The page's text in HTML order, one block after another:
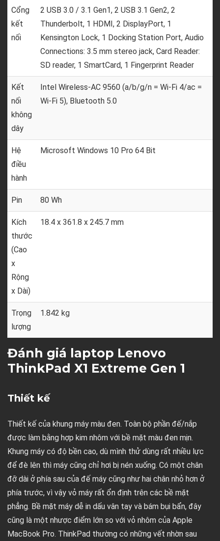
Cổng
kết
nối
2 USB 3.0 / 3.1 Gen1, 2 USB 3.1 Gen2, 2
Thunderbolt, 1 HDMI, 2 DisplayPort, 1
Kensington Lock, 1 Docking Station Port, Audio
Connections: 3.5 mm stereo jack, Card Reader:
SD reader, 1 SmartCard, 1 Fingerprint Reader
Kết
nối
không
dây
Intel Wireless-AC 9560 (a/b/g/n = Wi-Fi 4/ac =
Wi-Fi 5), Bluetooth 5.0
Hệ
điều
hành
Microsoft Windows 10 Pro 64 Bit
Pin 80 Wh
Kích
thước
(Cao
x
Rộng
x Dài)
18.4 x 361.8 x 245.7 mm
Trọng
lượng
1.842 kg
Đánh giá laptop Lenovo
ThinkPad X1 Extreme Gen 1
Thiết kế
Thiết kế của khung máy màu đen. Toàn bộ phần đế/nắp
được làm bằng hợp kim nhôm với bề mặt màu đen mịn.
Khung máy có độ bền cao, dù mình thử dùng rất nhiều lực
để đè lên thì máy cũng chỉ hơi bị nén xuống. Có một chân
đỡ dài ở phía sau của đế máy cũng như hai chân nhỏ hơn ở
phía trước, vì vậy vỏ máy rất ổn định trên các bề mặt
phẳng. Bề mặt máy dễ in dấu vân tay và bám bụi bẩn, đây
cũng là một nhược điểm lớn so với vỏ nhôm của Apple
MacBook Pro. ThinkPad thường có những vết nhờn sau